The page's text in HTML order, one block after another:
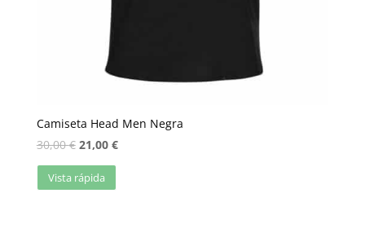
Camiseta Head Men Negra
30,00€ 21,00 €
Vista rápida